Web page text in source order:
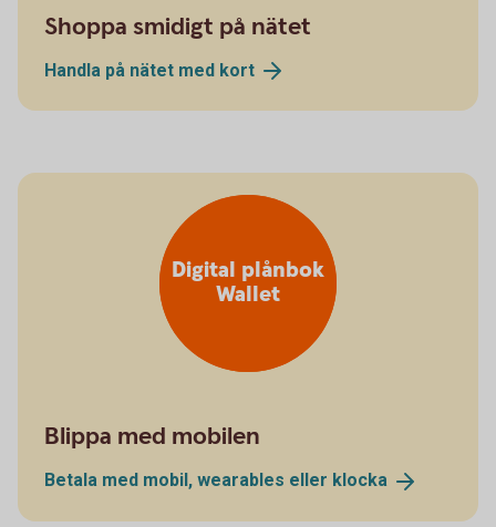
Shoppa smidigt på nätet
Handla på nätet med kort
Digital plånbok
Wallet
Blippa med mobilen
Betala med mobil, wearables eller klocka